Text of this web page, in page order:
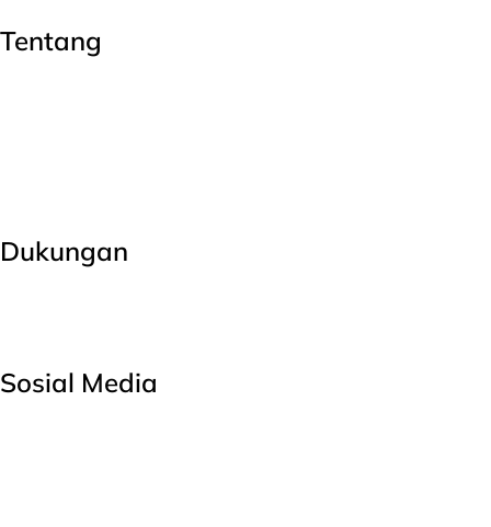
Tentang
Dukungan
Sosial Media